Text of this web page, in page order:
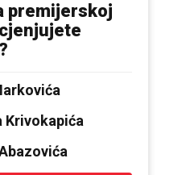
premijerskoj
Krivokapića